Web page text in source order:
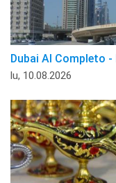
Dubai Al Completo
lu, 10.08.2026